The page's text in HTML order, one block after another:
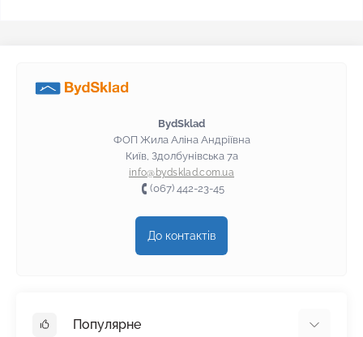
BydSklad
ФОП Жила Аліна Андріївна
Київ, Здолбунівська 7а
info@bydsklad.com.ua
(067) 442-23-45
До контактів
Популярне